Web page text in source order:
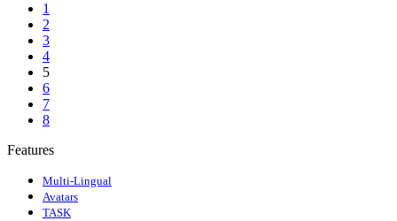
1
2
3
4
5
6
7
8
Features
Multi-Lingual
Avatars
TASK